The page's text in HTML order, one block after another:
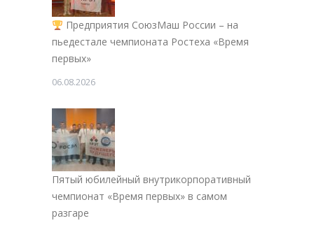
Предприятия СоюзМаш России – на
пьедестале чемпионата Ростеха «Время
первых»
06.08.2026
Пятый юбилейный внутрикорпоративный
чемпионат «Время первых» в самом
разгаре